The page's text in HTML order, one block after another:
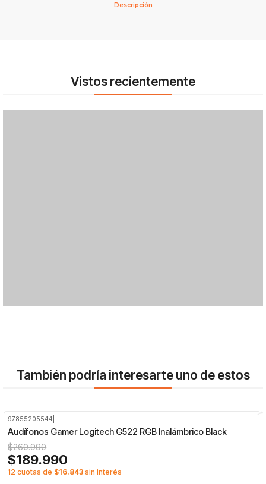
Descripción
Vistos recientemente
También podría interesarte uno de estos
97855205544
Audífonos Gamer Logitech G522 RGB Inalámbrico Black
$260.990
$189.990
12 cuotas de $16.843 sin interés